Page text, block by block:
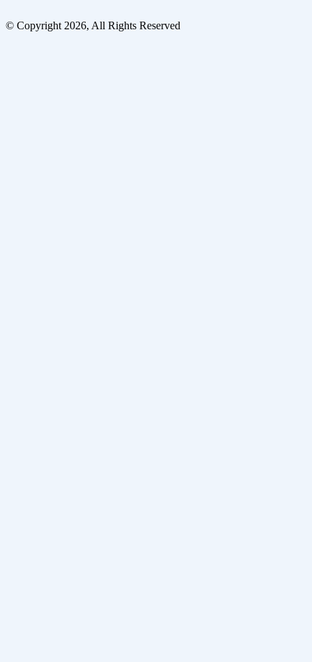
© Copyright 2026, All Rights Reserved